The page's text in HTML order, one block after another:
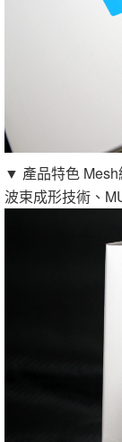
▼ 產品特色
波束成形技術、